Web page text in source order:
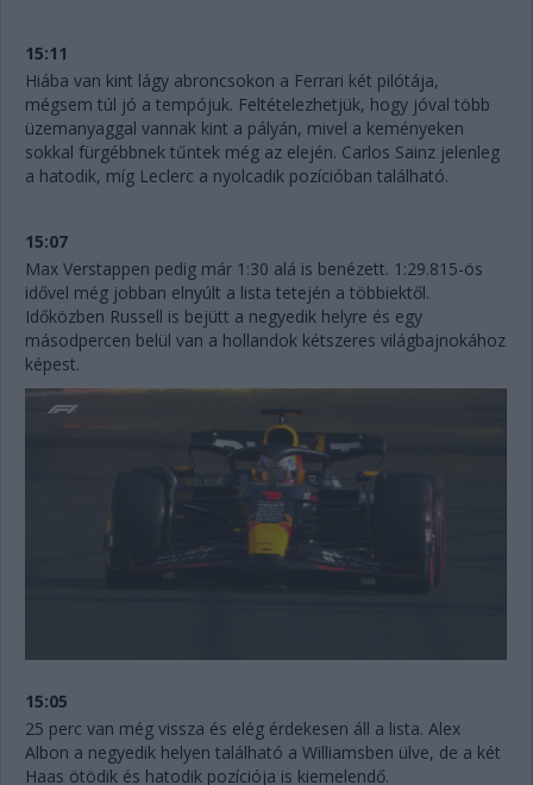
15:11
Hiába van kint lágy abroncsokon a Ferrari két pilótája,
mégsem túl jó a tempójuk. Feltételezhetjük, hogy jóval több
üzemanyaggal vannak kint a pályán, mivel a keményeken
sokkal fürgébbnek tűntek még az elején. Carlos Sainz jelenleg
a hatodik, míg Leclerc a nyolcadik pozícióban található.
15:07
Max Verstappen pedig már 1:30 alá is benézett. 1:29.815-ös
idővel még jobban elnyúlt a lista tetején a többiektől.
Időközben Russell is bejütt a negyedik helyre és egy
másodpercen belül van a hollandok kétszeres világbajnokához
képest.
15:05
25 perc van még vissza és elég érdekesen áll a lista. Alex
Albon a negyedik helyen található a Williamsben ülve, de a két
Haas ötödik és hatodik pozíciója is kiemelendő.